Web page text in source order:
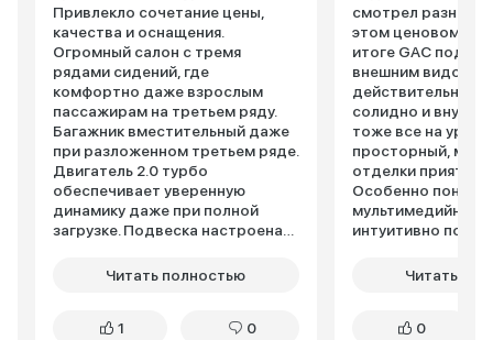
Привлекло сочетание цены,
качества и оснащения.
Огромный салон с тремя
рядами сидений, где
комфортно даже взрослым
пассажирам на третьем ряду.
Багажник вместительный даже
при разложенном третьем ряде.
Двигатель 2.0 турбо
обеспечивает уверенную
динамику даже при полной
загрузке. Подвеска настроена
отрабатывает хорошо.
вентиляция сидений,
Читать полностью
1 0
смотрел разные
этом ценовом
итоге GAC
внешним видом.
действительно
солидно и
тоже все на
просторный,
отделки
Особенно
мультимедийная
интуитивно
хорошая, в
что-то
Читать
0